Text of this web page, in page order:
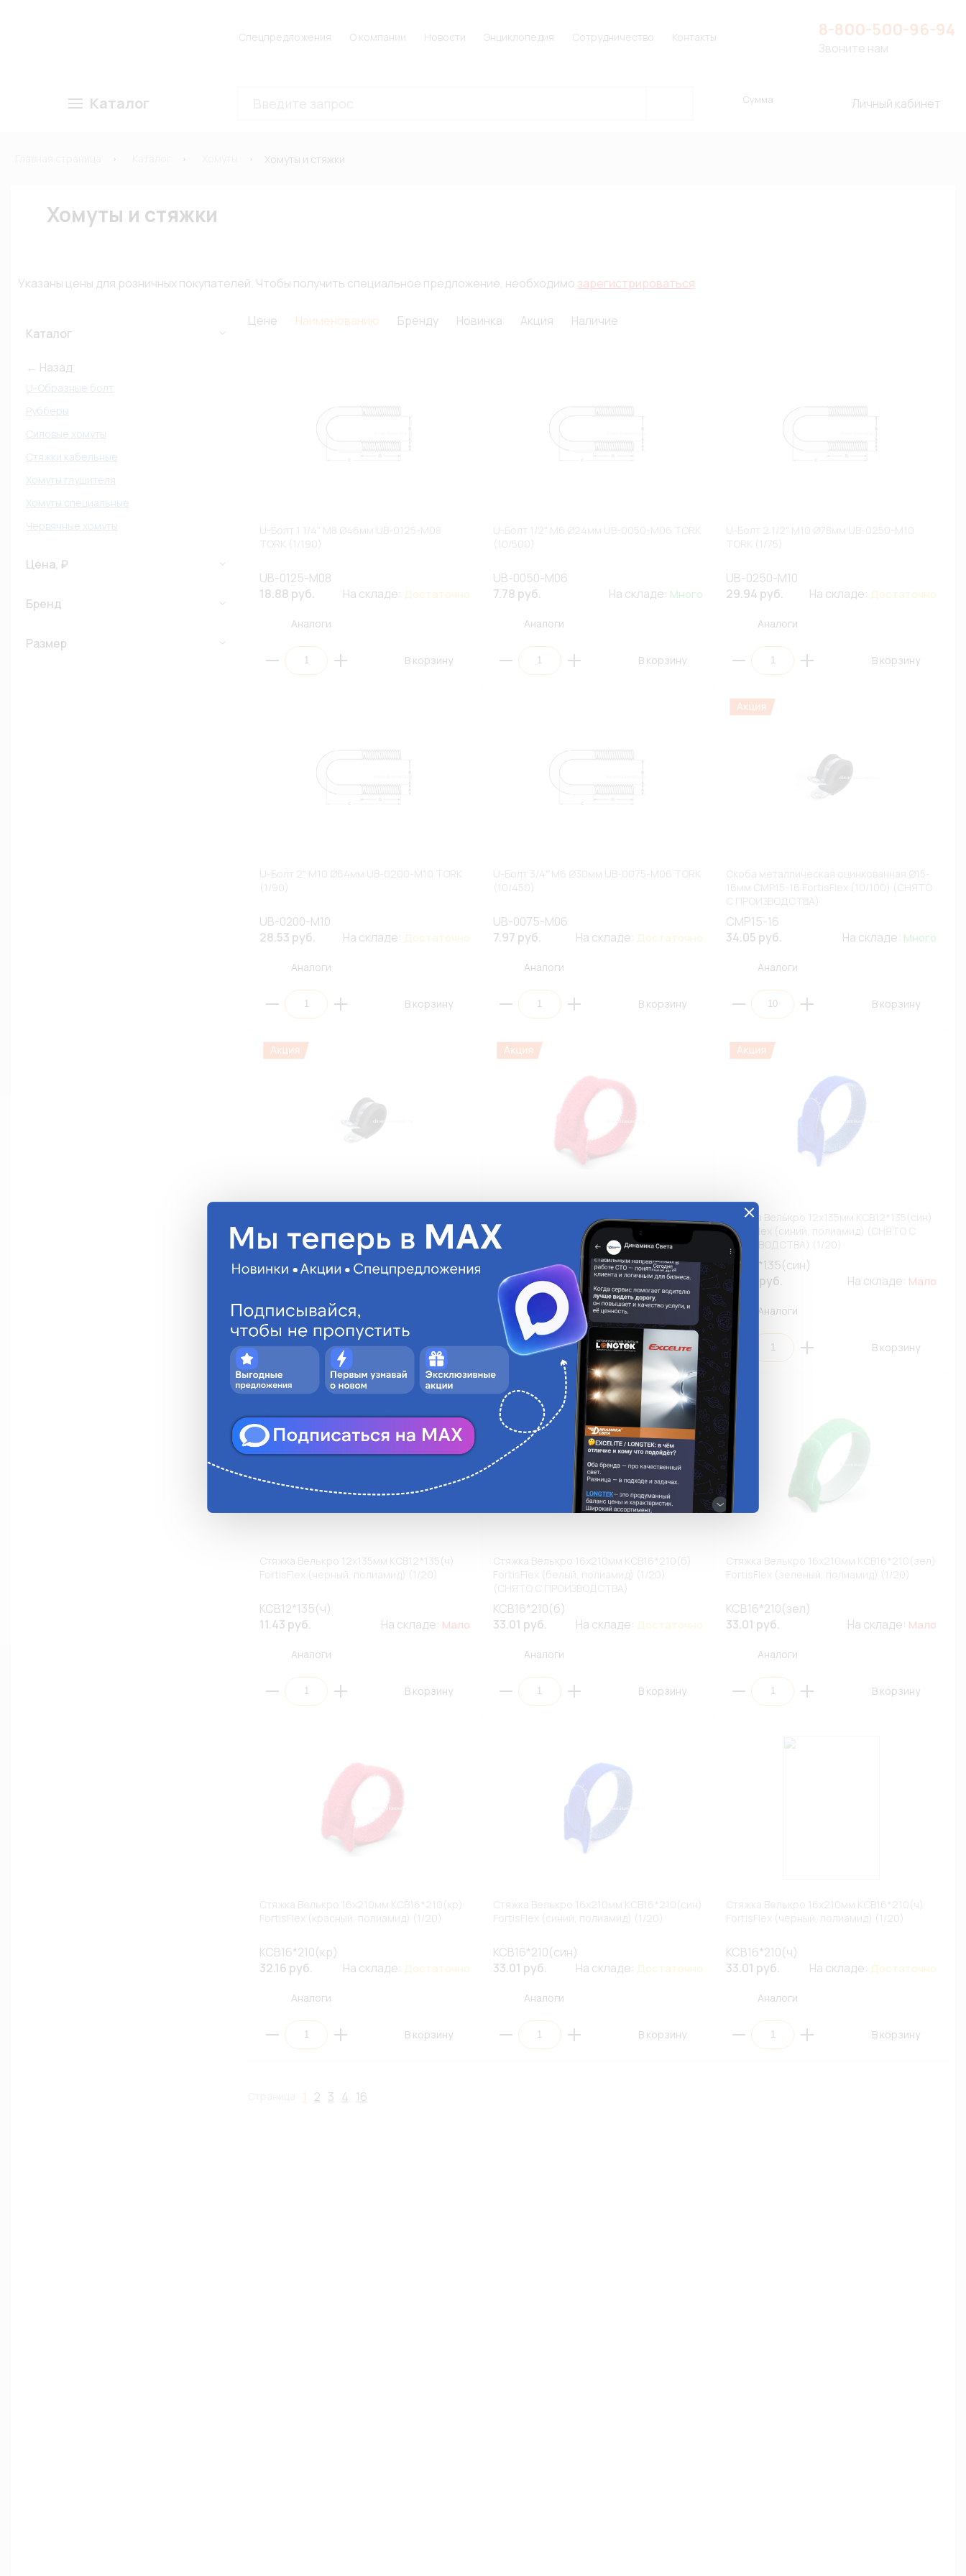
Спецпредложения О компании Новости Энциклопедия Сотрудничество Контакты 8-800-500-96-94
Звоните нам
Каталог Сумма Личный кабинет
Хомуты и стяжки
Хомуты и стяжки
Указаны цены для розничных покупателей. Чтобы получить специальное предложение, необходимо зарегистрироваться
Каталог
← Назад
U-Образные болт
Рубберы
Силовые хомуты
Стяжки кабельные
Хомуты глушителя
Хомуты специальные
Червячные хомуты
Цена, ₽
Бренд
Размер
Цене Наименованию Бренду Новинка Акция Наличие
UB-0125-M08
18.88 руб.
На складе: Достаточно
Аналоги
В корзину
UB-0050-M06
7.78 руб.
На складе: Много
Аналоги
В корзину
UB-0250-M10
29.94 руб.
На складе: Достаточно
Аналоги
В корзину
UB-0200-M10
28.53 руб.
На складе: Достаточно
Аналоги
В корзину
UB-0075-M06
7.97 руб.
На складе: Достаточно
Аналоги
В корзину
СМР15-16
34.05 руб.
На складе: Много
Аналоги
В корзину
20мм СМР19-20 FortisFlex (СНЯТО С
ПРОИЗВОДСТВА) (10/100)
СМР19-20
На складе:
Аналоги
В корзину
Стяжка Велькро 12х135мм КСВ12*135(кр)
FortisFlex (красный, полиамид) (1/20)
(СНЯТО С ПРОИЗВОДСТВА)
КСВ12*135(кр)
11.43 руб.
На складе:Мало
Аналоги
В корзину
Стяжка Велькро 12х135мм КСВ12*135(син)
FortisFlex (синий, полиамид) (СНЯТО С
ПРОИЗВОДСТВА) (1/20)
КСВ12*135(син)
20.25 руб.
На складе: Мало
Аналоги
В корзину
Стяжка Велькро 12х135мм КСВ12*135(ч)
FortisFlex (черный, полиамид) (1/20)
КСВ12*135(ч)
11.43 руб.
На складе: Мало
Аналоги
В корзину
Стяжка Велькро 16х210мм КСВ16*210(б)
FortisFlex (белый, полиамид) (1/20)
КСВ16*210(б)
33.01 руб.
На складе: Достаточно
Аналоги
В корзину
Стяжка Велькро 16х210мм КСВ16*210(зел)
КСВ16*210(зел)
33.01 руб.
На складе: Мало
Аналоги
В корзину
КСВ16*210(кр)
32.16 руб.
На складе: Достаточно
Аналоги
В корзину
КСВ16*210(син)
33.01 руб.
На складе: Достаточно
Аналоги
В корзину
КСВ16*210(ч)
33.01 руб.
На складе: Достаточно
Аналоги
В корзину
1 2 3 4 16